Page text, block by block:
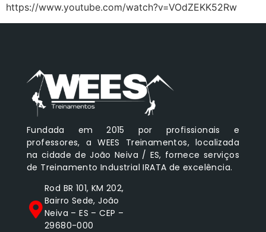
https://www.youtube.com/watch?v=VOdZEKK52Rw
Fundada em 2015 por profissionais e
professores, a WEES Treinamentos, localizada
na cidade de João Neiva / ES, fornece serviços
de Treinamento Industrial IRATA de excelência.
Rod BR 101, KM 202,
Bairro Sede, João
Neiva – ES – CEP –
29680-000